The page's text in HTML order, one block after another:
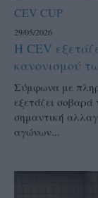
CEV CUP
29/05/2026
Η CEV
κανονισμού
Σύμφωνα με
εξετάζει
σημαντική
αγώνων...